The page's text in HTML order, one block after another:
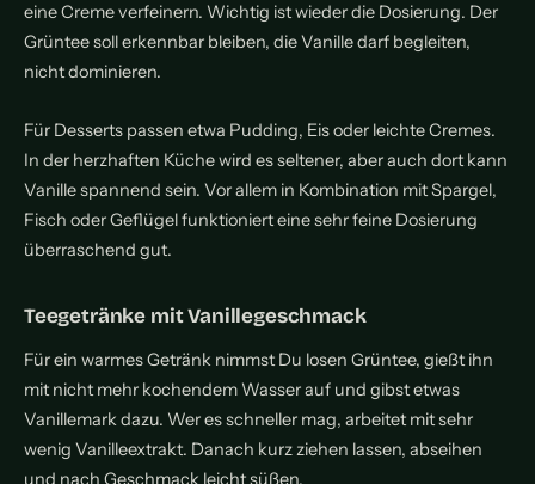
eine Creme verfeinern. Wichtig ist wieder die Dosierung. Der
Grüntee soll erkennbar bleiben, die Vanille darf begleiten,
nicht dominieren.
Für Desserts passen etwa Pudding, Eis oder leichte Cremes.
In der herzhaften Küche wird es seltener, aber auch dort kann
Vanille spannend sein. Vor allem in Kombination mit Spargel,
Fisch oder Geflügel funktioniert eine sehr feine Dosierung
überraschend gut.
Teegetränke mit Vanillegeschmack
Für ein warmes Getränk nimmst Du losen Grüntee, gießt ihn
mit nicht mehr kochendem Wasser auf und gibst etwas
Vanillemark dazu. Wer es schneller mag, arbeitet mit sehr
wenig Vanilleextrakt. Danach kurz ziehen lassen, abseihen
und nach Geschmack leicht süßen.